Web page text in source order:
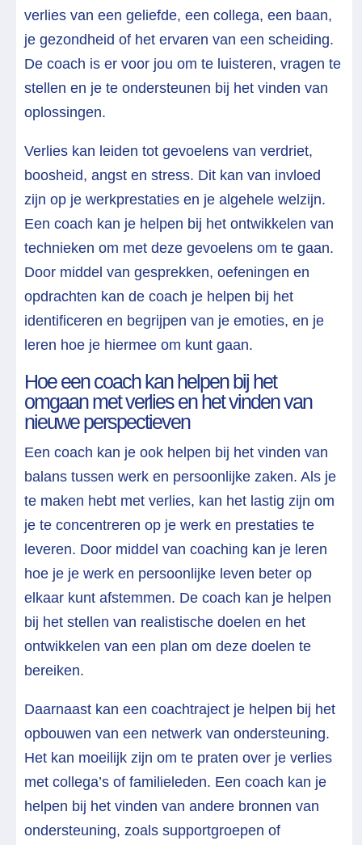
verlies van een geliefde, een collega, een baan,
je gezondheid of het ervaren van een scheiding.
De coach is er voor jou om te luisteren, vragen te
stellen en je te ondersteunen bij het vinden van
oplossingen.
Verlies kan leiden tot gevoelens van verdriet,
boosheid, angst en stress. Dit kan van invloed
zijn op je werkprestaties en je algehele welzijn.
Een coach kan je helpen bij het ontwikkelen van
technieken om met deze gevoelens om te gaan.
Door middel van gesprekken, oefeningen en
opdrachten kan de coach je helpen bij het
identificeren en begrijpen van je emoties, en je
leren hoe je hiermee om kunt gaan.
Hoe een coach kan helpen bij het
omgaan met verlies en het vinden van
nieuwe perspectieven
Een coach kan je ook helpen bij het vinden van
balans tussen werk en persoonlijke zaken. Als je
te maken hebt met verlies, kan het lastig zijn om
je te concentreren op je werk en prestaties te
leveren. Door middel van coaching kan je leren
hoe je je werk en persoonlijke leven beter op
elkaar kunt afstemmen. De coach kan je helpen
bij het stellen van realistische doelen en het
ontwikkelen van een plan om deze doelen te
bereiken.
Daarnaast kan een coachtraject je helpen bij het
opbouwen van een netwerk van ondersteuning.
Het kan moeilijk zijn om te praten over je verlies
met collega’s of familieleden. Een coach kan je
helpen bij het vinden van andere bronnen van
ondersteuning, zoals supportgroepen of